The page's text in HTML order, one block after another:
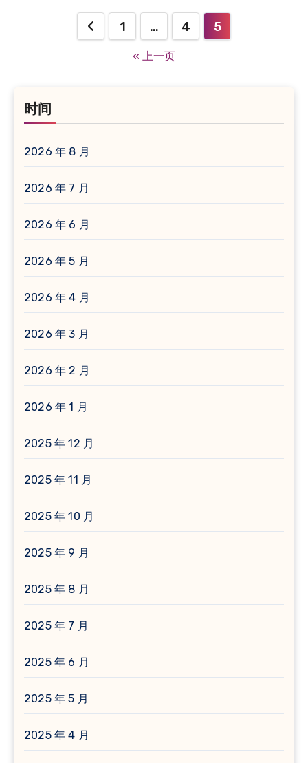
页
1 … 4 5
« 上一页
时间
2026 年 8 月
2026 年 7 月
2026 年 6 月
2026 年 5 月
2026 年 4 月
2026 年 3 月
2026 年 2 月
2026 年 1 月
2025 年 12 月
2025 年 11 月
2025 年 10 月
2025 年 9 月
2025 年 8 月
2025 年 7 月
2025 年 6 月
2025 年 5 月
2025 年 4 月